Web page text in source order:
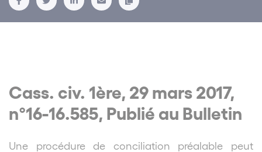
Cass. civ. 1ère, 29 mars 2017,
n°16-16.585, Publié au Bulletin
Une procédure de conciliation préalable peut